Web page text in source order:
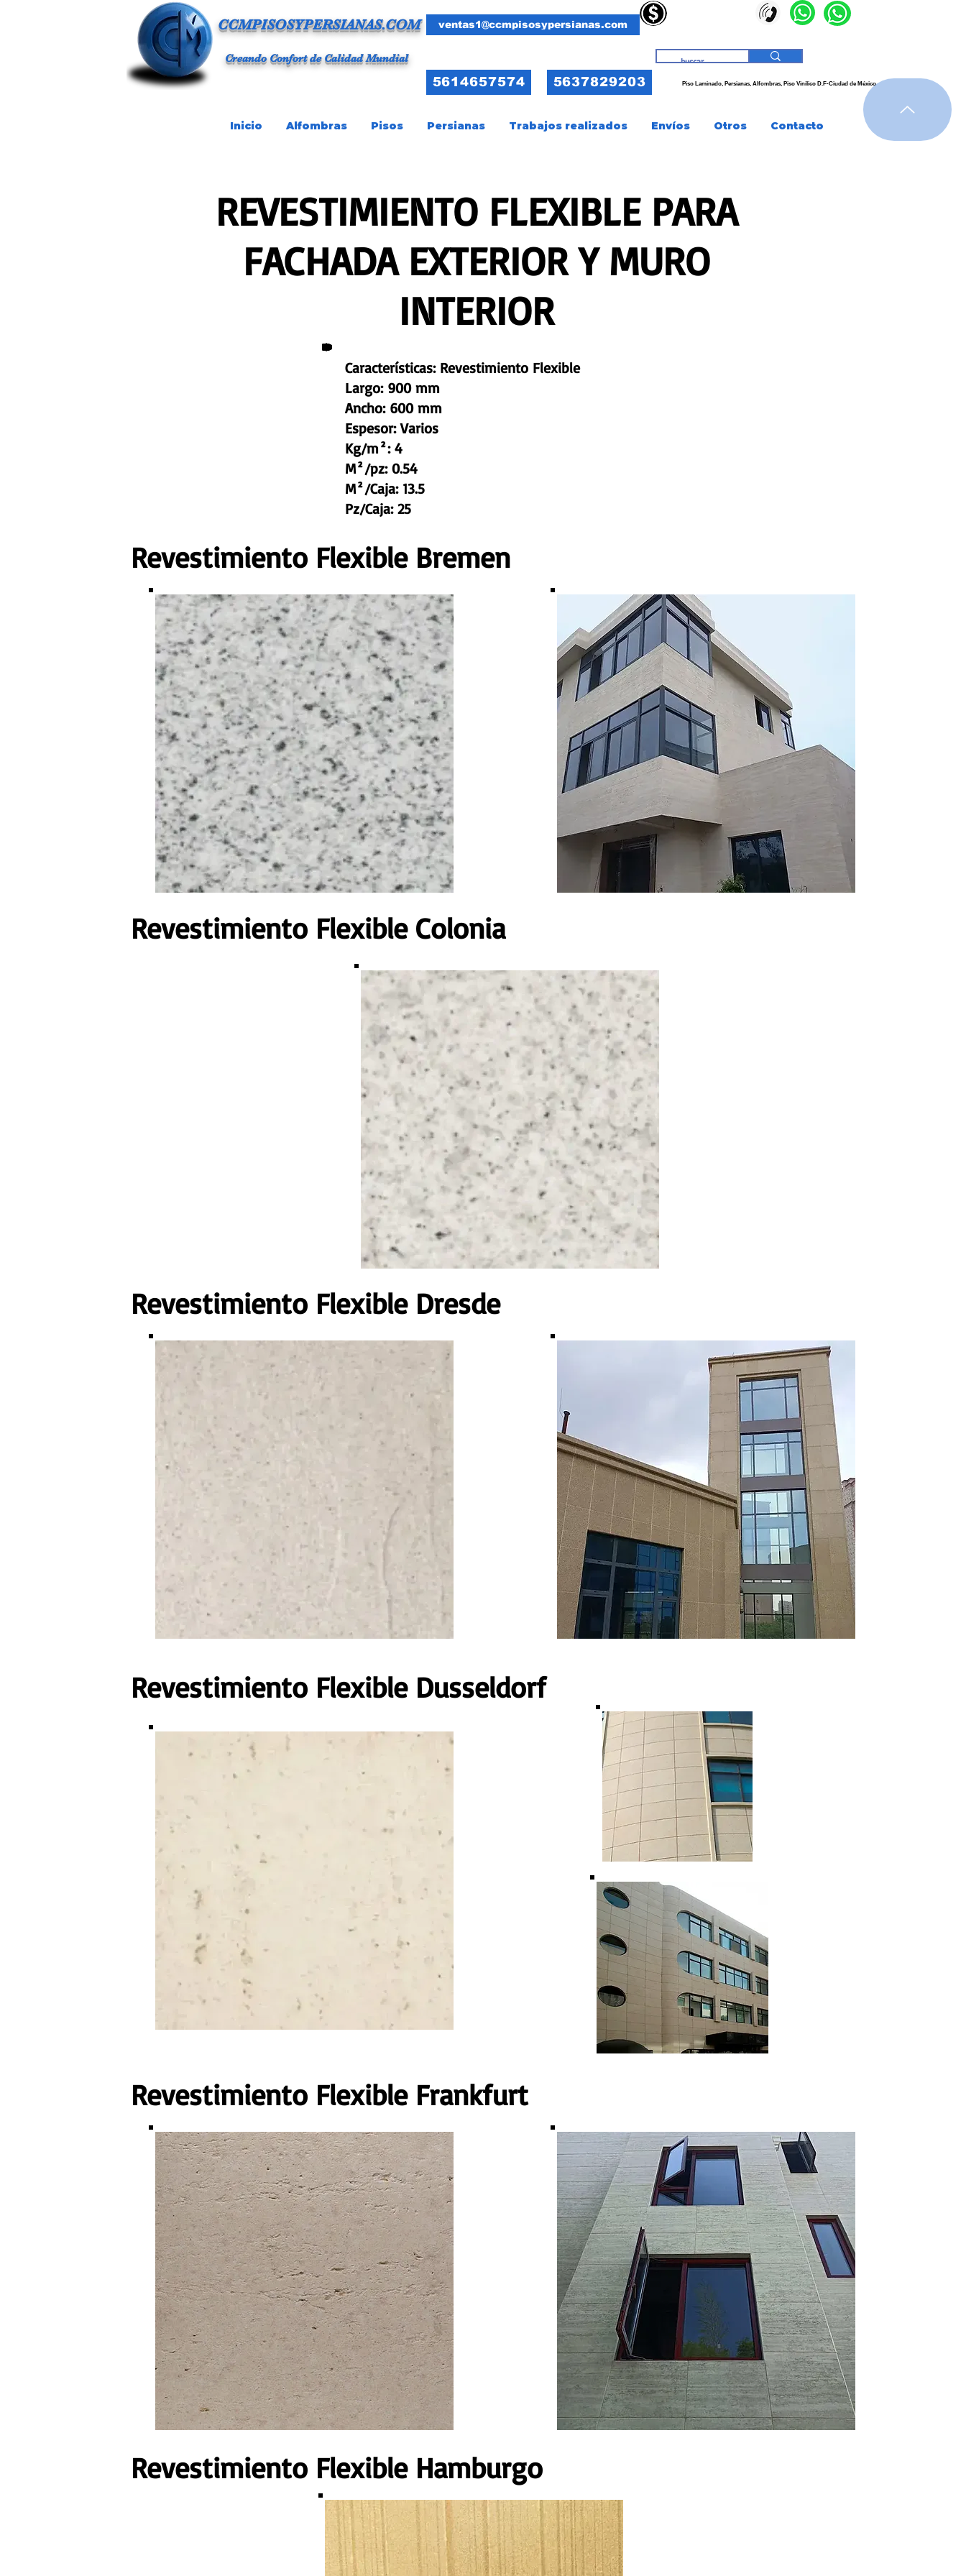
CCMPISOSYPERSIANAS.COM ventas1@ccmpisosypersianas.com
Creando Confort de Calidad Mundial
5614657574 5637829203 Piso Laminado, Persianas, Alfombras, Piso Vinílico D.F-Ciudad de México
Inicio Alfombras Pisos Persianas Trabajos realizados Envíos Otros Contacto
REVESTIMIENTO FLEXIBLE PARA
FACHADA EXTERIOR Y MURO
INTERIOR
Características: Revestimiento Flexible
Largo: 900 mm
Ancho: 600 mm
Espesor: Varios
Kg/m²: 4
M²/pz: 0.54
M²/Caja: 13.5
Pz/Caja: 25
Revestimiento Flexible Bremen
Revestimiento Flexible Colonia
Revestimiento Flexible Dresde
Revestimiento Flexible Dusseldorf
Revestimiento Flexible Frankfurt
Revestimiento Flexible Hamburgo